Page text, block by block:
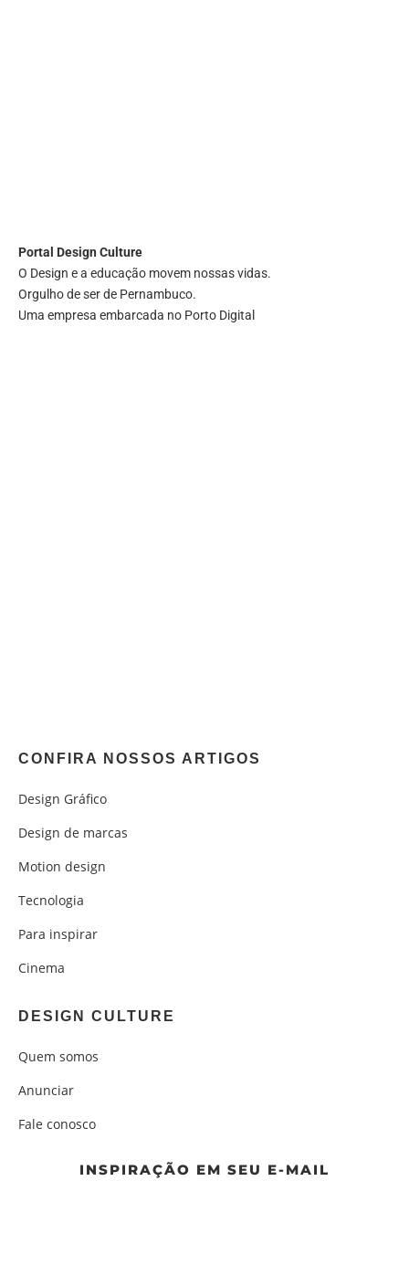
Portal Design Culture
O Design e a educação movem nossas vidas.
Orgulho de ser de Pernambuco.
Uma empresa embarcada no Porto Digital
CONFIRA NOSSOS ARTIGOS
Design Gráfico
Design de marcas
Motion design
Tecnologia
Para inspirar
Cinema
DESIGN CULTURE
Quem somos
Anunciar
Fale conosco
INSPIRAÇÃO EM SEU E-MAIL